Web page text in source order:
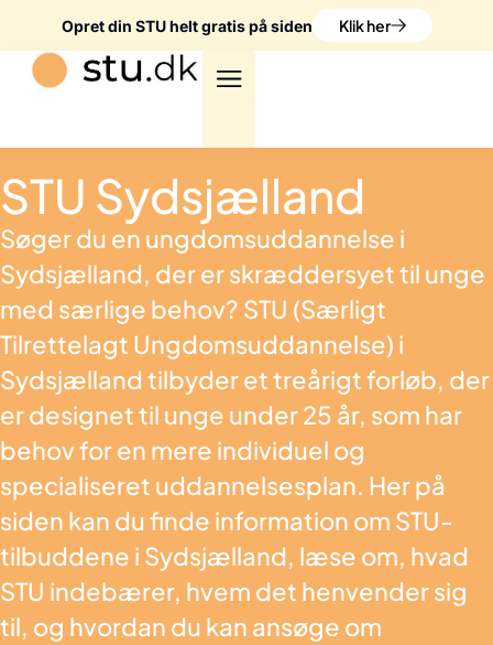
Opret din STU helt gratis på siden Klik her
STU Sydsjælland
Søger du en ungdomsuddannelse i
Sydsjælland, der er skræddersyet til unge
med særlige behov? STU (Særligt
Tilrettelagt Ungdomsuddannelse) i
Sydsjælland tilbyder et treårigt forløb, der
er designet til unge under 25 år, som har
behov for en mere individuel og
specialiseret uddannelsesplan. Her på
siden kan du finde information om STU-
tilbuddene i Sydsjælland, læse om, hvad
STU indebærer, hvem det henvender sig
til, og hvordan du kan ansøge om